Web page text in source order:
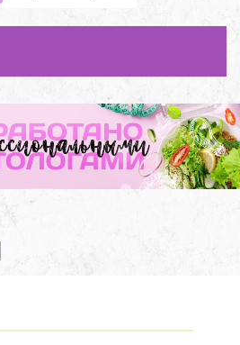
Next